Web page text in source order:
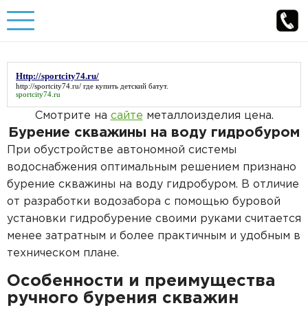
Бурение скважин под ключ
Артезианская скважина
Скважина на песок
Бурение скважин на даче
Бурение на воду в Московской области
Обустройство скважины
Обустройство скважины под ключ
Обустройство скважины с кессоном
Обустройство скважины с адаптером
Обустройство артезианских скважин
Цены на обустройство скважин
Канализация
Автономная канализация под ключ
Канализация под ключ
Канализация на даче
Канализация загородного дома
Септик под ключ
Водоснабжение
Водоснабжение из колодца
Водоснабжение из скважины
Разводка воды в частном доме
Горячее водоснабжение частного дома
Погреба
Пластиковые погреба
Погреб под ключ
Погреба для дачи
Статьи Контакты
Каталог товаров
Http://sportcity74.ru/
http://sportcity74.ru/ где купить детский батут.
sportcity74.ru
Смотрите на сайте металлоизделия цена.
Бурение скважины на воду гидробуром
При обустройстве автономной системы
водоснабжения оптимальным решением признано
бурение скважины на воду гидробуром. В отличие
от разработки водозабора с помощью буровой
установки гидробурение своими руками считается
менее затратным и более практичным и удобным в
техническом плане.
Особенности и преимущества
ручного бурения скважин